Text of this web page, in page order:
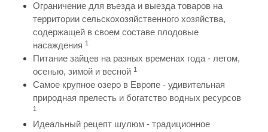
Ограничение для въезда и выезда товаров на
территории сельскохозяйственного хозяйства,
содержащей в своем составе плодовые
насаждения 1
Питание зайцев на разных временах года - летом,
осенью, зимой и весной 1
Самое крупное озеро в Европе - удивительная
природная прелесть и богатство водных ресурсов
1
Идеальный рецепт шулюм - традиционное